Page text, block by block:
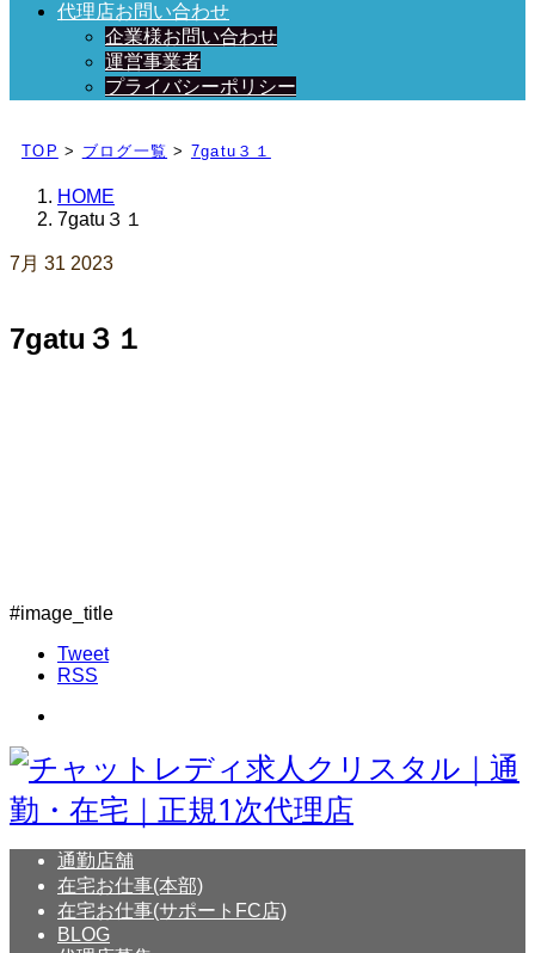
代理店お問い合わせ
企業様お問い合わせ
運営事業者
プライバシーポリシー
日々、ブログを更新中！
TOP > ブログ一覧 > 7gatu３１
HOME
7gatu３１
7月 31 2023
7gatu３１
#image_title
Tweet
RSS
通勤店舗
在宅お仕事(本部)
在宅お仕事(サポートFC店)
BLOG